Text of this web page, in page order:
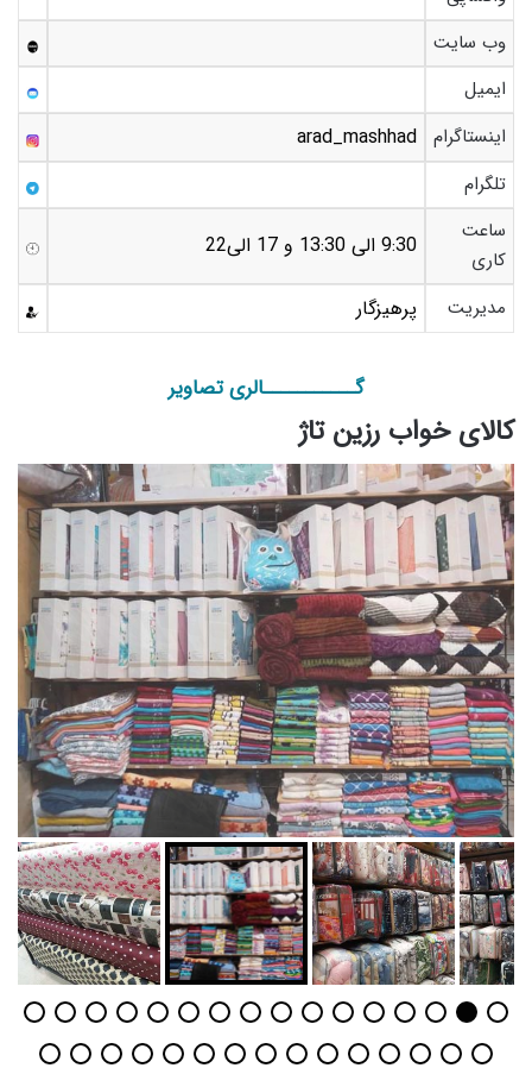
وب سایت
ایمیل
اینستاگرام arad_mashhad
تلگرام
ساعت
کاری
9:30 الی 13:30 و 17 الی22
مدیریت پرهیزگار
گـــــــــــالری تصاویر
کالای خواب رزین تاژ